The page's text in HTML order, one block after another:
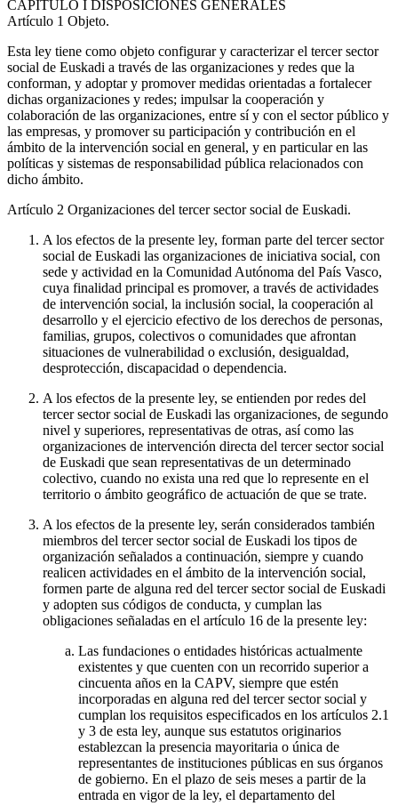
CAPÍTULO I DISPOSICIONES GENERALES
Artículo 1 Objeto.
Esta ley tiene como objeto configurar y caracterizar el tercer sector
social de Euskadi a través de las organizaciones y redes que la
conforman, y adoptar y promover medidas orientadas a fortalecer
dichas organizaciones y redes; impulsar la cooperación y
colaboración de las organizaciones, entre sí y con el sector público y
las empresas, y promover su participación y contribución en el
ámbito de la intervención social en general, y en particular en las
políticas y sistemas de responsabilidad pública relacionados con
dicho ámbito.
Artículo 2 Organizaciones del tercer sector social de Euskadi.
A los efectos de la presente ley, forman parte del tercer sector
social de Euskadi las organizaciones de iniciativa social, con
sede y actividad en la Comunidad Autónoma del País Vasco,
cuya finalidad principal es promover, a través de actividades
de intervención social, la inclusión social, la cooperación al
desarrollo y el ejercicio efectivo de los derechos de personas,
familias, grupos, colectivos o comunidades que afrontan
situaciones de vulnerabilidad o exclusión, desigualdad,
desprotección, discapacidad o dependencia.
A los efectos de la presente ley, se entienden por redes del
tercer sector social de Euskadi las organizaciones, de segundo
nivel y superiores, representativas de otras, así como las
organizaciones de intervención directa del tercer sector social
de Euskadi que sean representativas de un determinado
colectivo, cuando no exista una red que lo represente en el
territorio o ámbito geográfico de actuación de que se trate.
A los efectos de la presente ley, serán considerados también
miembros del tercer sector social de Euskadi los tipos de
organización señalados a continuación, siempre y cuando
realicen actividades en el ámbito de la intervención social,
formen parte de alguna red del tercer sector social de Euskadi
y adopten sus códigos de conducta, y cumplan las
obligaciones señaladas en el artículo 16 de la presente ley:
Las fundaciones o entidades históricas actualmente
existentes y que cuenten con un recorrido superior a
cincuenta años en la CAPV, siempre que estén
incorporadas en alguna red del tercer sector social y
cumplan los requisitos especificados en los artículos 2.1
y 3 de esta ley, aunque sus estatutos originarios
establezcan la presencia mayoritaria o única de
representantes de instituciones públicas en sus órganos
de gobierno. En el plazo de seis meses a partir de la
entrada en vigor de la ley, el departamento del